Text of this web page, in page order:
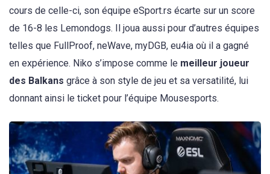
cours de celle-ci, son équipe eSport.rs écarte sur un score
de 16-8 les Lemondogs. Il joua aussi pour d’autres équipes
telles que FullProof, neWave, myDGB, eu4ia où il a gagné
en expérience. Niko s’impose comme le meilleur joueur
des Balkans grâce à son style de jeu et sa versatilité, lui
donnant ainsi le ticket pour l’équipe Mousesports.